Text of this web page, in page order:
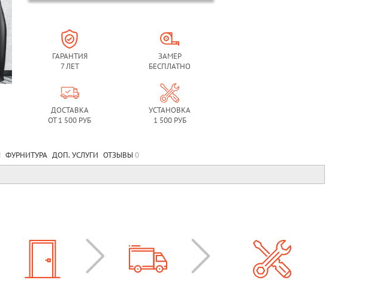
ГАРАНТИЯ
7 ЛЕТ
ЗАМЕР
БЕСПЛАТНО
ДОСТАВКА
ОТ 1 500 РУБ
УСТАНОВКА
1 500 РУБ
ФУРНИТУРА ДОП. УСЛУГИ ОТЗЫВЫ 0